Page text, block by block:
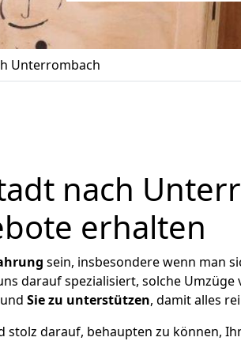
Unterrombach
nach
erhalten
sein, insbesondere wenn man
darauf spezialisiert, solche
Sie zu unterstützen, damit alles
stolz darauf, behaupten zu können,